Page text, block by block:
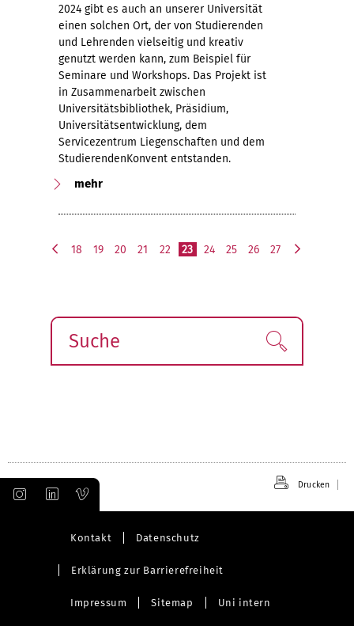
2024 gibt es auch an unserer Universität
einen solchen Ort, der von Studierenden
und Lehrenden vielseitig und kreativ
genutzt werden kann, zum Beispiel für
Seminare und Workshops. Das Projekt ist
in Zusammenarbeit zwischen
Universitätsbibliothek, Präsidium,
Universitätsentwicklung, dem
Servicezentrum Liegenschaften und dem
StudierendenKonvent entstanden.
mehr
18 19 20 21 22 23 24 25 26
27
s
Suche Finden!
Drucken
Kontakt Datenschutz
Erklärung zur Barrierefreiheit
Impressum Sitemap Uni intern